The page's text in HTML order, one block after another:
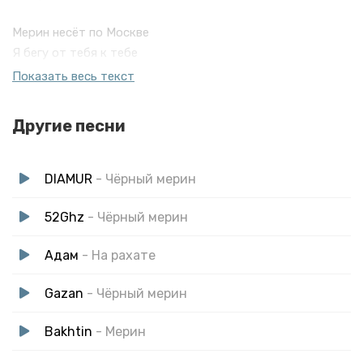
Мерин несёт по Москве
Я бегу от тебя к тебе
Ты же причина тысячепец
Показать весь текст
Другие песни
DIAMUR - Чёрный мерин
52Ghz - Чёрный мерин
Адам - На рахате
Gazan - Чёрный мерин
Bakhtin - Мерин